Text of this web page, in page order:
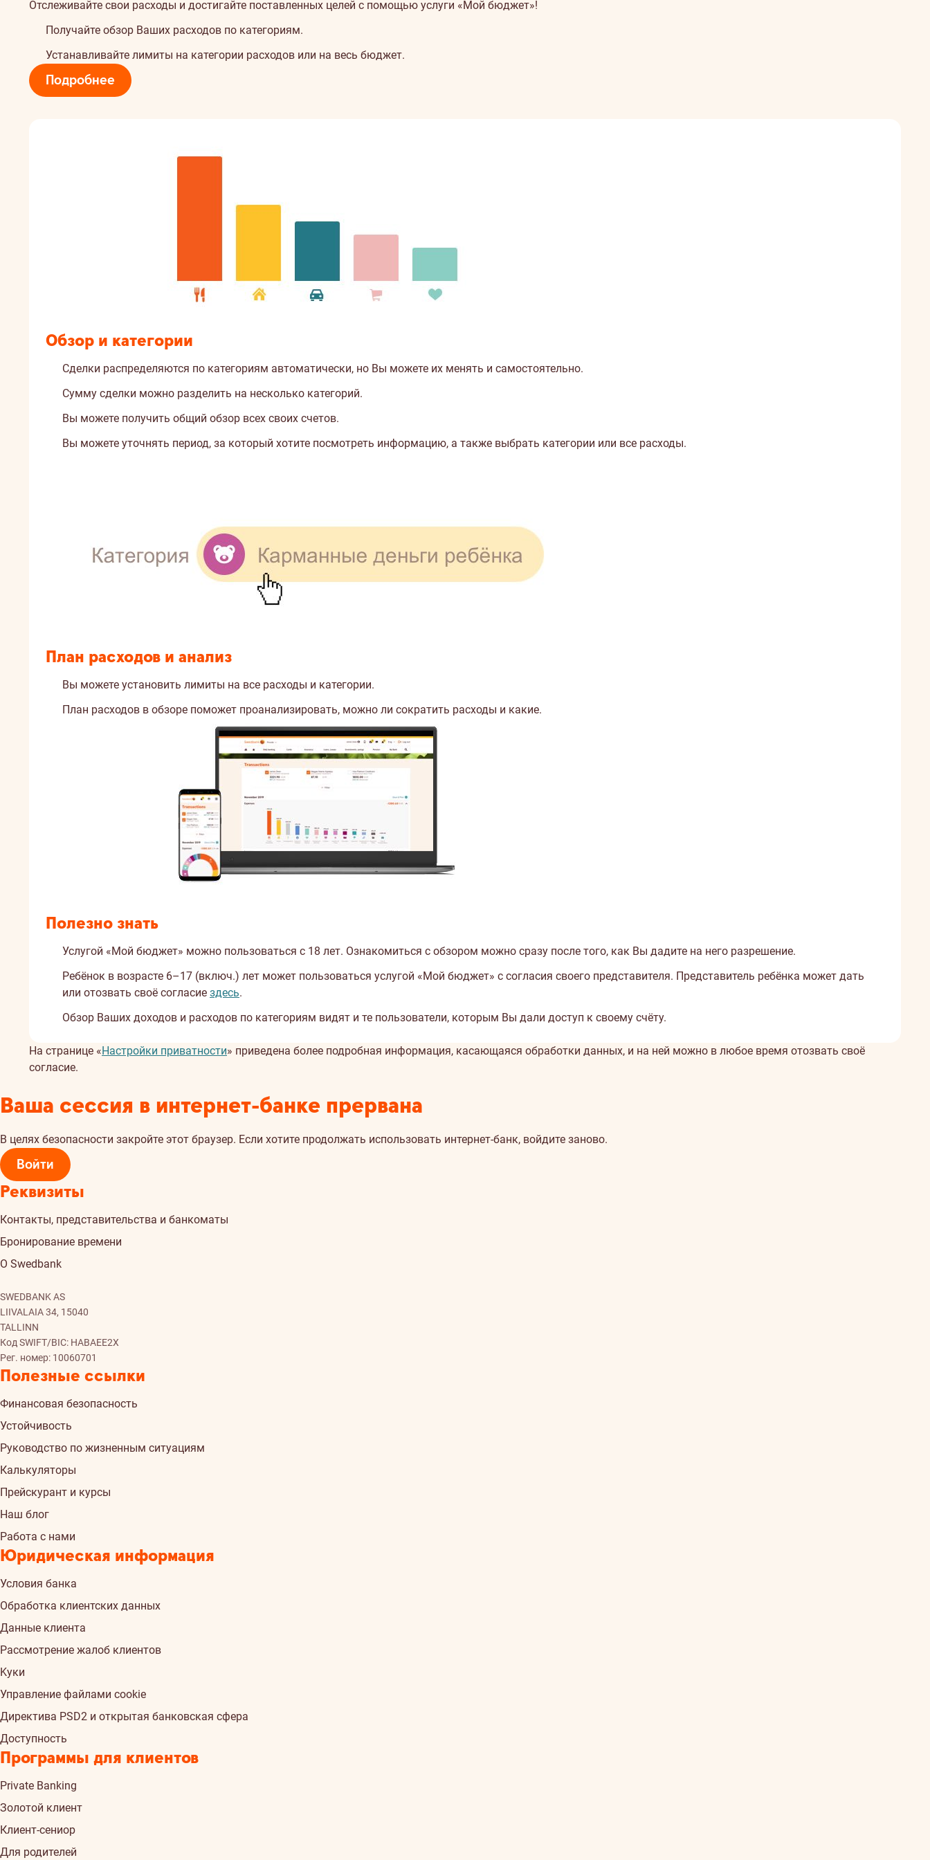
Отслеживайте свои расходы и достигайте поставленных целей с помощью услуги «Мой бюджет»!
Получайте обзор Ваших расходов по категориям.
Устанавливайте лимиты на категории расходов или на весь бюджет.
Подробнее
Обзор и категории
Сделки распределяются по категориям автоматически, но Вы можете их менять и самостоятельно.
Сумму сделки можно разделить на несколько категорий.
Вы можете получить общий обзор всех своих счетов.
Вы можете уточнять период, за который хотите посмотреть информацию, а также выбрать категории или все расходы.
План расходов и анализ
Вы можете установить лимиты на все расходы и категории.
План расходов в обзоре поможет проанализировать, можно ли сократить расходы и какие.
Полезно знать
Услугой «Мой бюджет» можно пользоваться с 18 лет. Ознакомиться с обзором можно сразу после того, как Вы дадите на него разрешение.
Ребёнoк в возрасте 6–17 (включ.) лет может пользоваться услугой «Мой бюджет» с согласия своего представителя. Представитель ребёнка может дать
или отозвать своё согласие здесь.
Обзор Ваших доходов и расходов по категориям видят и те пользователи, которым Вы дали доступ к своему счёту.
На странице «Настройки приватности» приведена более подробная информация, касающаяся обработки данных, и на ней можно в любое время отозвать своё
согласие.
Ваша сессия в интернет-банке прервана
В целях безопасности закройте этот браузер. Если хотите продолжать использовать интернет-банк, войдите заново.
Войти
Реквизиты
Контакты, представительства и банкоматы
Бронирование времени
О Swedbank
SWEDBANK AS
LIIVALAIA 34, 15040
TALLINN
Код SWIFT/BIC: HABAEE2X
Рег. номер: 10060701
Полезные ссылки
Финансовая безопасность
Устойчивость
Руководство по жизненным ситуациям
Калькуляторы
Прейскурант и курсы
Наш блог
Работа с нами
Юридическая информация
Условия банка
Обработка клиентских данных
Данные клиента
Рассмотрение жалоб клиентов
Kуки
Управление файлами cookie
Директива PSD2 и открытая банковская сфера
Доступность
Программы для клиентов
Private Banking
Золотой клиент
Клиент-сениор
Для родителей